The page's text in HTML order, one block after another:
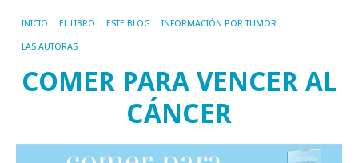
INICIO EL LIBRO ESTE BLOG INFORMACIÓN POR TUMOR
LAS AUTORAS
COMER PARA VENCER AL
CÁNCER